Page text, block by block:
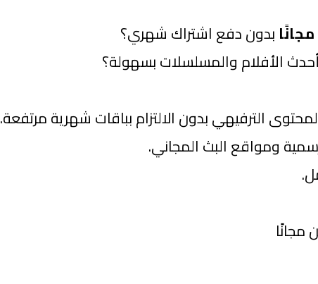
بدون دفع اشتراك شهري؟
الأفلام والمسلسلات بسهولة؟
الترفيهي بدون الالتزام بباقات شهرية مرتفعة.
ومواقع البث المجاني.